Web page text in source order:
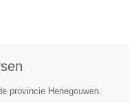
provincie Henegouwen.